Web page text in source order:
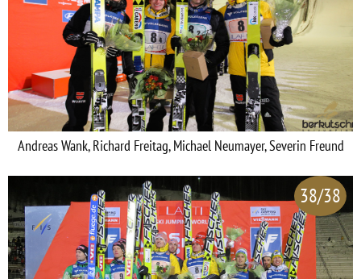
Andreas Wank, Richard Freitag, Michael Neumayer, Severin Freund
38/38